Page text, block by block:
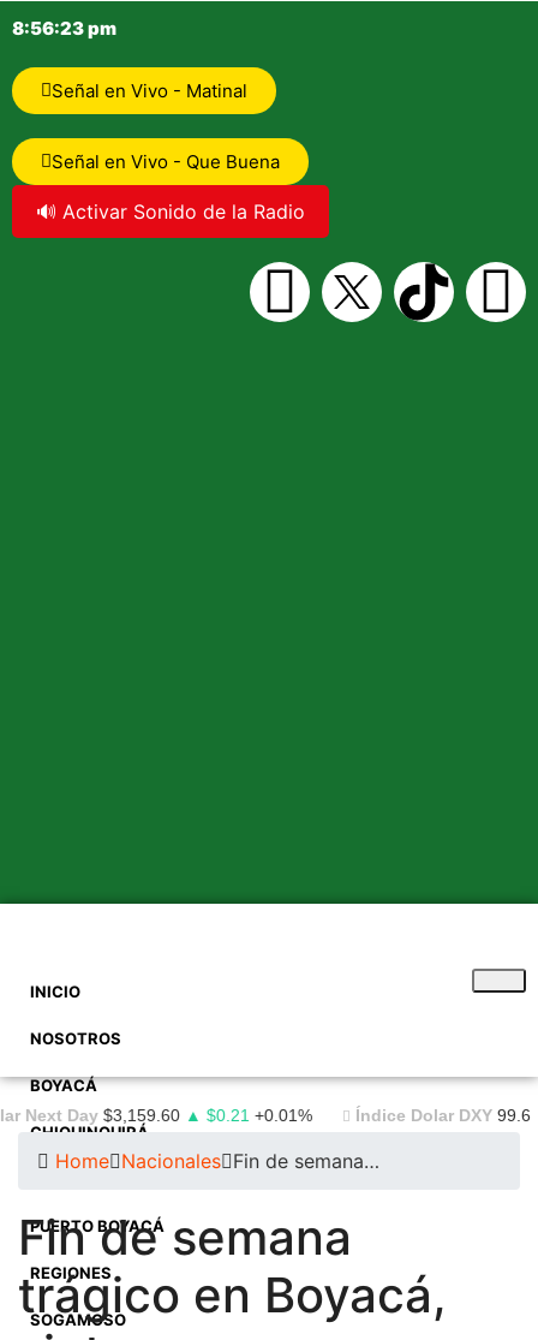
8:56:24 pm
Señal en Vivo - Matinal
Señal en Vivo - Que Buena
🔊 Activar Sonido de la Radio
INICIO
NOSOTROS
BOYACÁ
CHIQUINQUIRÁ
PUERTO BOYACÁ
REGIONES
SOGAMOSO
Day $3,159.60 ▲ $0.21 +0.01% Índice Dolar DXY 99.6 ▼
Home Nacionales Fin de semana…
Fin de semana
trágico en Boyacá,